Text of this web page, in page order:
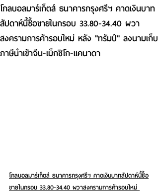
โกลบอลมาร์เก็ตส์ ธนาคารกรุงศรีฯ คาดเงินบาท
สัปดาห์นี้ซื้อขายในกรอบ 33.80-34.40 ผวา
สงครามการค้ารอบใหม่ หลัง "ทรัมป์" ลงนามเก็บ
ภาษีนำเข้าจีน-เม็กซิโก-แคนาดา
โกลบอลมาร์เก็ตส์ ธนาคารกรุงศรีฯ คาดเงินบาทสัปดาห์นี้ซื้อ
ขายในกรอบ 33.80-34.40 ผวาสงครามการค้ารอบใหม่